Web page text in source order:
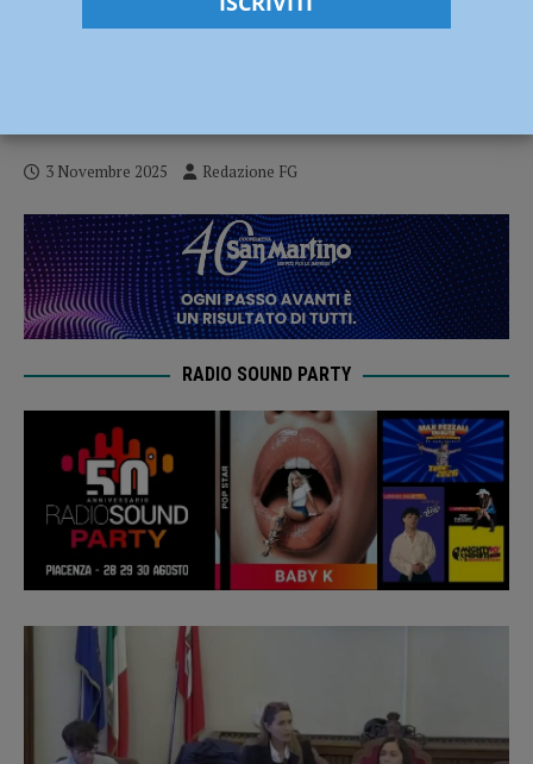
GPS ha bisogno di Piacenza per appianare
3 Novembre 2025 Redazione FG
RADIO SOUND PARTY